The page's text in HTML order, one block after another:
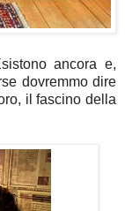
ancora e,
dovremmo dire
il fascino della